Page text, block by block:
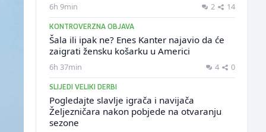
6h 9min 2 14
KONTROVERZNA OBJAVA
Šala ili ipak ne? Enes Kanter najavio da će
zaigrati žensku košarku u Americi
6h 37min 4 0
SLIJEDI VELIKI DERBI
Pogledajte slavlje igrača i navijača
Željezničara nakon pobjede na otvaranju
sezone